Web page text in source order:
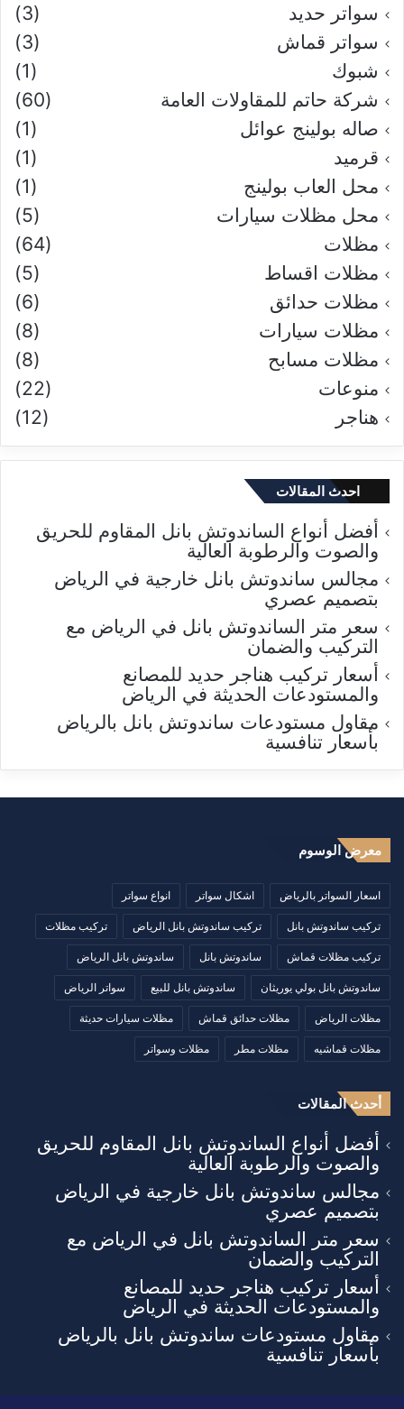
سواتر حديد
(3)
سواتر قماش
(3)
شبوك
(1)
شركة حاتم للمقاولات العامة
(60)
صاله بولينج عوائل
(1)
قرميد
(1)
محل العاب بولينج
(1)
محل مظلات سيارات
(5)
مظلات
(64)
مظلات اقساط
(5)
مظلات حدائق
(6)
مظلات سيارات
(8)
مظلات مسابح
(8)
منوعات
(22)
هناجر
(12)
احدث المقالات
أفضل أنواع الساندوتش بانل المقاوم للحريق
والصوت والرطوبة العالية
مجالس ساندوتش بانل خارجية في الرياض
بتصميم عصري
سعر متر الساندوتش بانل في الرياض مع
التركيب والضمان
أسعار تركيب هناجر حديد للمصانع
والمستودعات الحديثة في الرياض
مقاول مستودعات ساندوتش بانل بالرياض
بأسعار تنافسية
معرض الوسوم
اسعار السواتر بالرياض اشكال سواتر انواع سواتر
تركيب ساندوتش بانل تركيب ساندوتش بانل الرياض تركيب مظلات
تركيب مظلات قماش ساندوتش بانل ساندوتش بانل الرياض
ساندوتش بانل بولي يوريثان ساندوتش بانل للبيع سواتر الرياض
مظلات الرياض مظلات حدائق قماش مظلات سيارات حديثة
مظلات قماشيه مظلات مطر مظلات وسواتر
أحدث المقالات
أفضل أنواع الساندوتش بانل المقاوم للحريق
والصوت والرطوبة العالية
مجالس ساندوتش بانل خارجية في الرياض
بتصميم عصري
سعر متر الساندوتش بانل في الرياض مع
التركيب والضمان
أسعار تركيب هناجر حديد للمصانع
والمستودعات الحديثة في الرياض
مقاول مستودعات ساندوتش بانل بالرياض
بأسعار تنافسية